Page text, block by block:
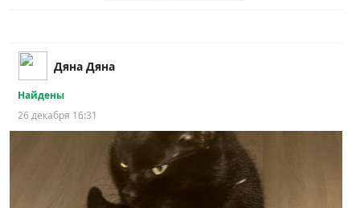
Дяна Дяна
Найдены
26 декабря 16:31